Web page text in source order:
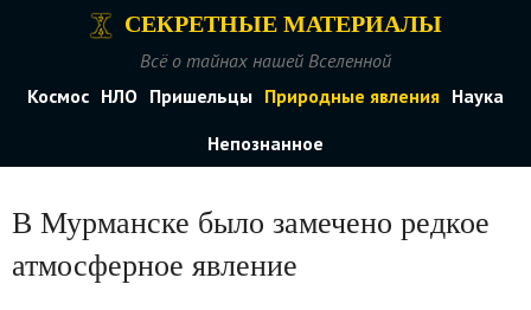
СЕКРЕТНЫЕ МАТЕРИАЛЫ
Всё о тайнах нашей Вселенной
Космос НЛО Пришельцы Природные явления Наука
Непознанное
В Мурманске было замечено редкое
атмосферное явление